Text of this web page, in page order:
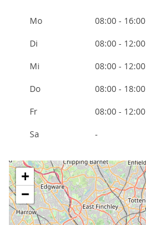
Mo
08:00 - 16:00
Di
08:00 - 12:00
Mi
08:00 - 12:00
Do
08:00 - 18:00
Fr
08:00 - 12:00
Sa
-
+
−